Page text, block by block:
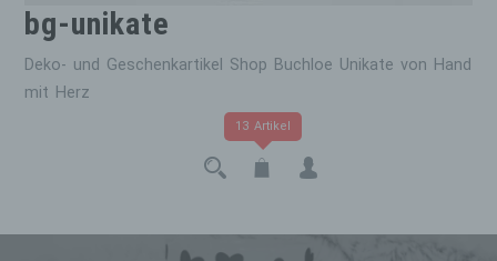
bg-unikate
Deko- und Geschenkartikel Shop Buchloe Unikate von Hand
mit Herz
13 Artikel